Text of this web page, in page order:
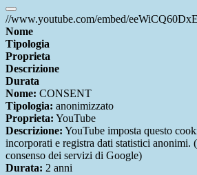
//www.youtube.com/embed/eeWiCQ60DxE
Nome
Tipologia
Proprieta
Descrizione
Durata
Nome: CONSENT
Tipologia: anonimizzato
Proprieta: YouTube
Descrizione: YouTube imposta questo
incorporati e registra dati statistici anonimi.
consenso dei servizi di Google)
Durata: 2 anni